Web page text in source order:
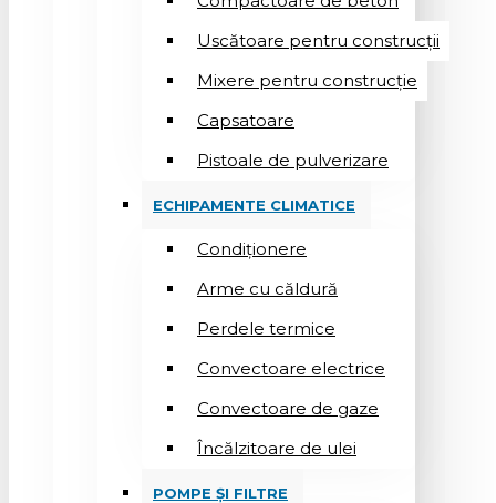
Uscătoare pentru construcții
Mixere pentru construcție
Capsatoare
Pistoale de pulverizare
ECHIPAMENTE CLIMATICE
Condiționere
Arme cu căldură
Perdele termice
Convectoare electrice
Convectoare de gaze
Încălzitoare de ulei
POMPE ȘI FILTRE